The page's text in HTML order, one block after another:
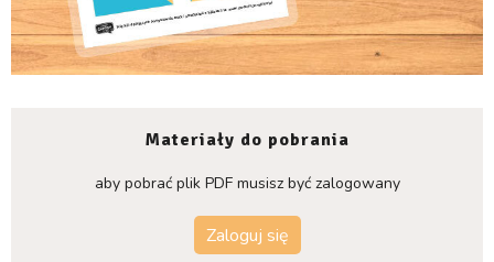
Materiały do pobrania
aby pobrać plik PDF musisz być zalogowany
Zaloguj się